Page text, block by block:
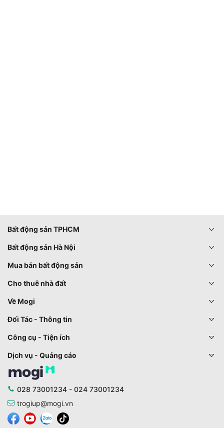
Bất động sản TPHCM
Bất động sản Hà Nội
Mua bán bất động sản
Cho thuê nhà đất
Về Mogi
Đối Tác - Thông tin
Công cụ - Tiện ích
Dịch vụ - Quảng cáo
028 73001234 - 024 73001234
trogiup@mogi.vn